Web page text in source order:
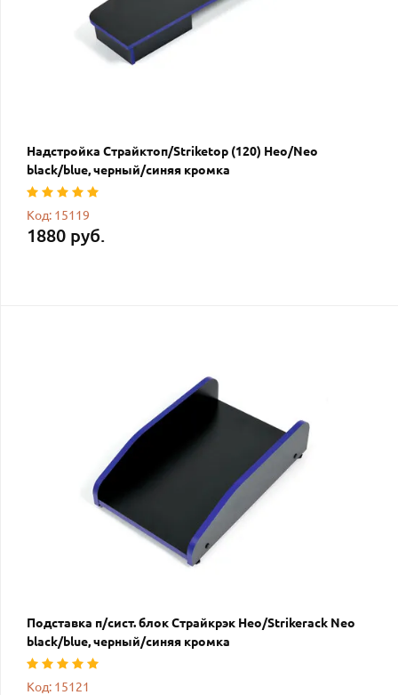
Надстройка Страйктоп/Striketop (120) Нео/Neo
black/blue, черный/синяя кромка
Код: 15119
1880 руб.
Подставка п/сист. блок Страйкрэк Нео/Strikerack Neo
black/blue, черный/синяя кромка
Код: 15121